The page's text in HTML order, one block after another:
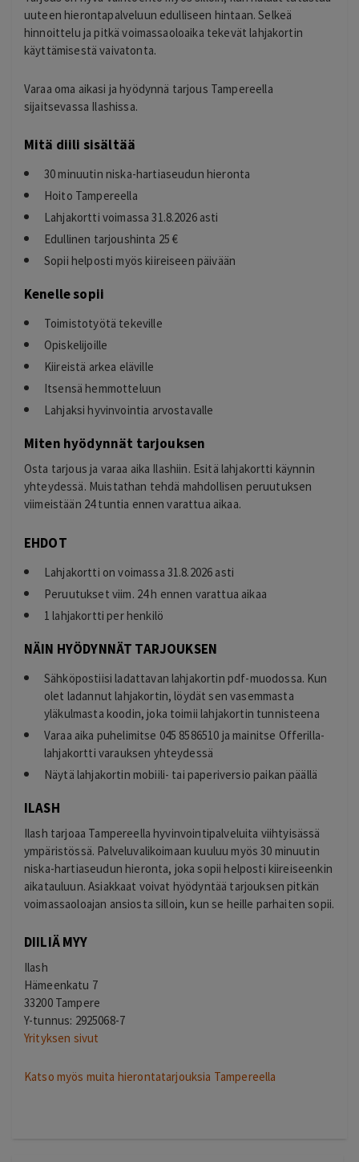
uuteen hierontapalveluun edulliseen hintaan. Selkeä
hinnoittelu ja pitkä voimassaoloaika tekevät lahjakortin
käyttämisestä vaivatonta.
Varaa oma aikasi ja hyödynnä tarjous Tampereella
sijaitsevassa Ilashissa.
Mitä diili sisältää
30 minuutin niska-hartiaseudun hieronta
Hoito Tampereella
Lahjakortti voimassa 31.8.2026 asti
Edullinen tarjoushinta 25 €
Sopii helposti myös kiireiseen päivään
Kenelle sopii
Toimistotyötä tekeville
Opiskelijoille
Kiireistä arkea eläville
Itsensä hemmotteluun
Lahjaksi hyvinvointia arvostavalle
Miten hyödynnät tarjouksen
Osta tarjous ja varaa aika Ilashiin. Esitä lahjakortti käynnin
yhteydessä. Muistathan tehdä mahdollisen peruutuksen
viimeistään 24 tuntia ennen varattua aikaa.
EHDOT
Lahjakortti on voimassa 31.8.2026 asti
Peruutukset viim. 24 h ennen varattua aikaa
1 lahjakortti per henkilö
NÄIN HYÖDYNNÄT TARJOUKSEN
Sähköpostiisi ladattavan lahjakortin pdf-muodossa. Kun
olet ladannut lahjakortin, löydät sen vasemmasta
yläkulmasta koodin, joka toimii lahjakortin tunnisteena
Varaa aika puhelimitse 045 8586510 ja mainitse Offerilla-
lahjakortti varauksen yhteydessä
Näytä lahjakortin mobiili- tai paperiversio paikan päällä
ILASH
Ilash tarjoaa Tampereella hyvinvointipalveluita viihtyisässä
ympäristössä. Palveluvalikoimaan kuuluu myös 30 minuutin
niska-hartiaseudun hieronta, joka sopii helposti kiireiseenkin
aikatauluun. Asiakkaat voivat hyödyntää tarjouksen pitkän
voimassaoloajan ansiosta silloin, kun se heille parhaiten sopii.
DIILIÄ MYY
Ilash
Hämeenkatu 7
33200 Tampere
Y-tunnus: 2925068-7
Yrityksen sivut
Katso myös muita hierontatarjouksia Tampereella